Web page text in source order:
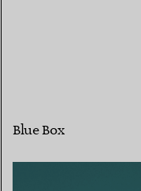
Blue Box